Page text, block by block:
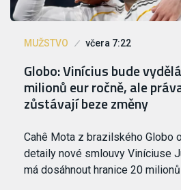
MUŽSTVO včera 7:22
Globo: Vinícius bude
milionů eur ročně, ale
zůstávají beze změny
Cahê Mota z brazilského Globo
detaily nové smlouvy Viníciuse
má dosáhnout hranice 20